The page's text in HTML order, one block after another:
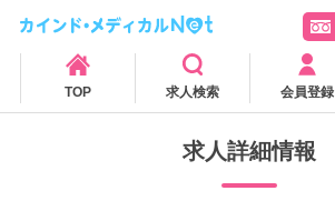
TOP 求人検索 会員登録
求人詳細情報